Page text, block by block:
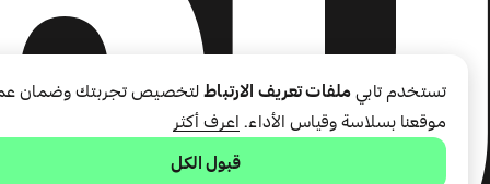
تستخدم تابي ملفات تعريف الارتباطلتخصيص تجربتك وضمان
موقعنا بسلاسة وقياس الأداء. اعرف أكثر
قبول الكل